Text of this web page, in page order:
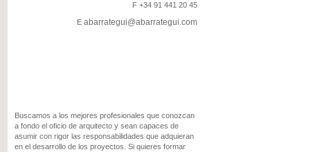
F +34 91 441 20 45
E abarrategui@abarrategui.com
Buscamos a los mejores profesionales que conozcan
a fondo el oficio de arquitecto y sean capaces de
asumir con rigor las responsabilidades que adquieran
en el desarrollo de los proyectos. Si quieres formar